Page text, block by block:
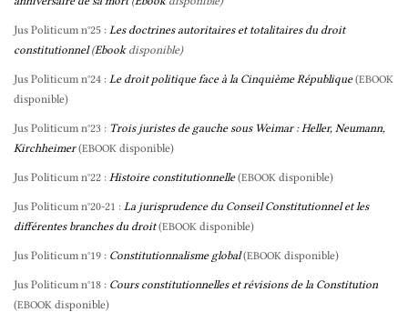
Jus Politicum n°25 : Les doctrines autoritaires et totalitaires du droit
constitutionnel(Ebookdisponible)
Jus Politicum n°24 : Le droit politique face à la Cinquième République (EBOOK
disponible)
Jus Politicum n°23 : Trois juristes de gauche sous Weimar : Heller, Neumann,
Kirchheimer (EBOOK disponible)
Jus Politicum n°22 : Histoire constitutionnelle (EBOOK disponible)
Jus Politicum n°20-21 : La jurisprudence du Conseil Constitutionnel et les
différentes branches du droit (EBOOK disponible)
Jus Politicum n°19 : Constitutionnalisme global (EBOOK disponible)
Jus Politicum n°18 : Cours constitutionnelles et révisions de la Constitution
(EBOOK disponible)